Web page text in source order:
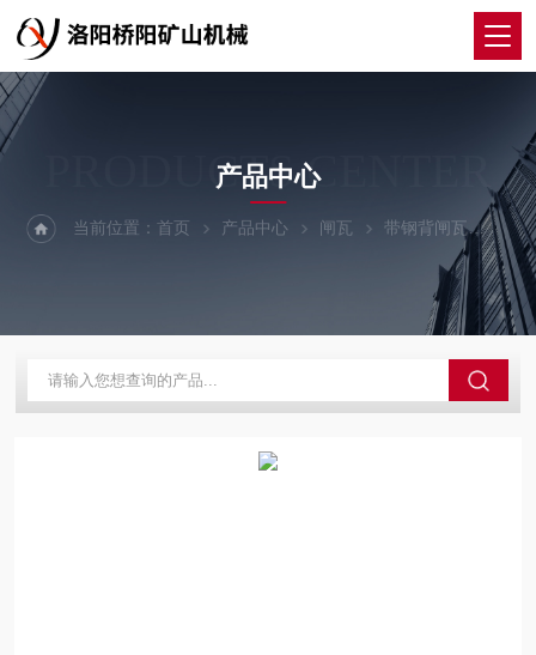
PRODUCTS CENTER
产品中心
当前位置：首页 产品中心 闸瓦 带钢背闸瓦 提